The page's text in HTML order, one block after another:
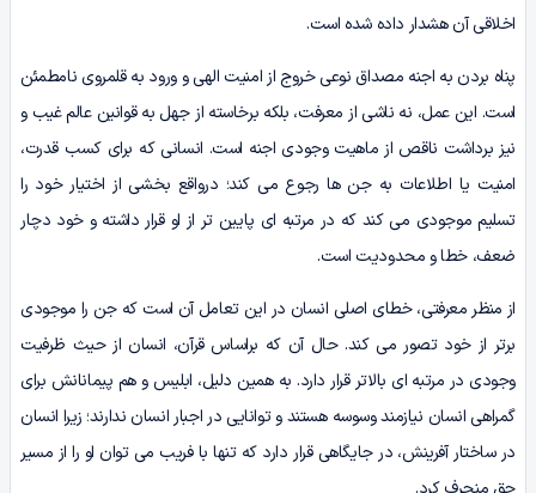
اخلاقی آن هشدار داده شده است.
پناه بردن به اجنه مصداق نوعی خروج از امنیت الهی و ورود به قلمروی نامطمئن
است. این عمل، نه ناشی از معرفت، بلکه برخاسته از جهل به قوانین عالم غیب و
نیز برداشت ناقص از ماهیت وجودی اجنه است. انسانی که برای کسب قدرت،
امنیت یا اطلاعات به جن ها رجوع می کند؛ درواقع بخشی از اختیار خود را
تسلیم موجودی می کند که در مرتبه ای پایین تر از او قرار داشته و خود دچار
ضعف، خطا و محدودیت است.
از منظر معرفتی، خطای اصلی انسان در این تعامل آن است که جن را موجودی
برتر از خود تصور می کند. حال آن که براساس قرآن، انسان از حیث ظرفیت
وجودی در مرتبه ای بالاتر قرار دارد. به همین دلیل، ابلیس و هم پیمانانش برای
گمراهی انسان نیازمند وسوسه هستند و توانایی در اجبار انسان ندارند؛ زیرا انسان
در ساختار آفرینش، در جایگاهی قرار دارد که تنها با فریب می توان او را از مسیر